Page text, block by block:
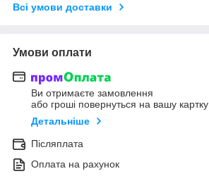
Всі умови доставки
Умови оплати
Ви отримаєте замовлення
або гроші повернуться на вашу картку
Детальніше
Післяплата
Оплата на рахунок